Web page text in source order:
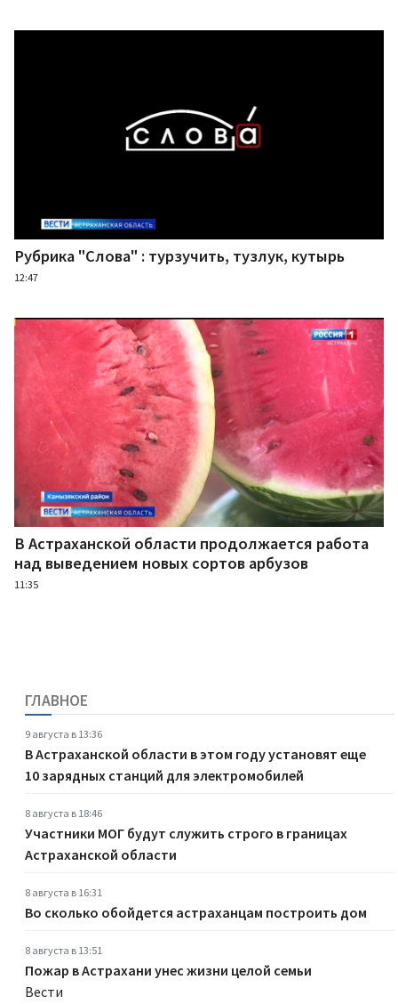
Рубрика "Слова" : турзучить, тузлук, кутырь
12:47
В Астраханской области продолжается работа
над выведением новых сортов арбузов
11:35
ГЛАВНОЕ
9 августа в 13:36
В Астраханской области в этом году установят еще
10 зарядных станций для электромобилей
8 августа в 18:46
Участники МОГ будут служить строго в границах
Астраханской области
8 августа в 16:31
Во сколько обойдется астраханцам построить дом
8 августа в 13:51
Пожар в Астрахани унес жизни целой семьи
Вести